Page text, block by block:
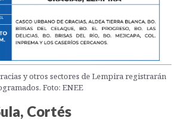
y otros sectores de Lempira registrarán
Foto: ENEE
Cortés